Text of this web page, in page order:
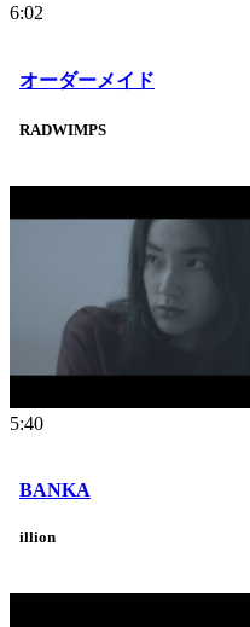
6:02
オーダーメイド
RADWIMPS
5:40
BANKA
illion